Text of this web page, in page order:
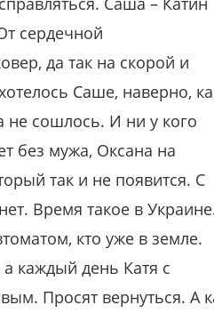
сердечной
да так на скорой и
Саше, наверно,
сошлось. И ни у кого
без мужа, Оксана на
так и не появится. С
Время такое в
кто уже в земле.
каждый день Катя с
Просят вернуться. А